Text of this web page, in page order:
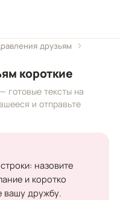
друзьям
короткие
готовые тексты на
и отправьте
назовите
и коротко
вашу дружбу.